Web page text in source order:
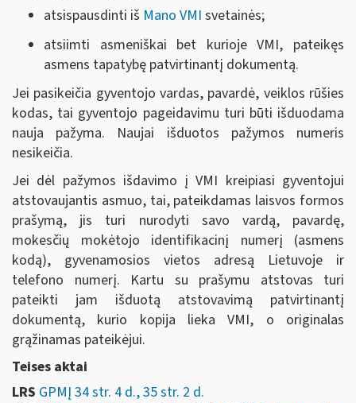
atsispausdinti iš Mano VMI svetainės;
atsiimti asmeniškai bet kurioje VMI, pateikęs
asmens tapatybę patvirtinantį dokumentą.
Jei pasikeičia gyventojo vardas, pavardė, veiklos rūšies
kodas, tai gyventojo pageidavimu turi būti išduodama
nauja pažyma. Naujai išduotos pažymos numeris
nesikeičia.
Jei dėl pažymos išdavimo į VMI kreipiasi gyventojui
atstovaujantis asmuo, tai, pateikdamas laisvos formos
prašymą, jis turi nurodyti savo vardą, pavardę,
mokesčių mokėtojo identifikacinį numerį (asmens
kodą), gyvenamosios vietos adresą Lietuvoje ir
telefono numerį. Kartu su prašymu atstovas turi
pateikti jam išduotą atstovavimą patvirtinantį
dokumentą, kurio kopija lieka VMI, o originalas
grąžinamas pateikėjui.
Teises aktai
LRS GPMĮ 34 str. 4 d., 35 str. 2 d.